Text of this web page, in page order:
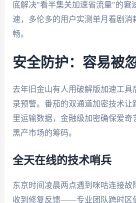
底解决"看半集关加速省流量"的窘
速，多伦多的用户实测单月看剧消
畅。
安全防护：容易被
去年旧金山有人用破解版加速工具
录预警。番茄的双通道加密技术让
里运输数据，金融级加密确保爱奇
黑产市场的筹码。
全天在线的技术哨兵
东京时间凌晨两点遇到咪咕连接故
收到修复反馈——专业团队跨时区